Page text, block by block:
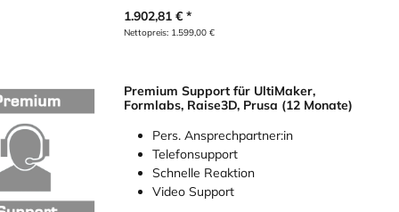
1.902,81 €
Nettopreis: 1.599,00 €
Premium Support für UltiMaker,
Formlabs, Raise3D, Prusa (12 Monate)
Pers. Ansprechpartner:in
Telefonsupport
Schnelle Reaktion
Video Support